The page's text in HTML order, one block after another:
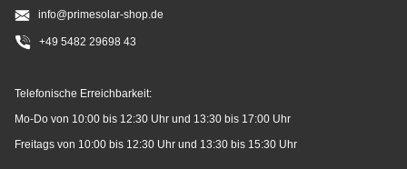
info@primesolar-shop.de
+49 5482 29698 43
Telefonische Erreichbarkeit:
Mo-Do von 10:00 bis 12:30 Uhr und 13:30 bis 17:00 Uhr
Freitags von 10:00 bis 12:30 Uhr und 13:30 bis 15:30 Uhr